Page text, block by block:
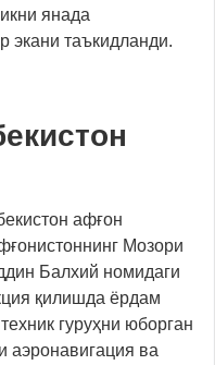
янада
таъкидланди.
афғон
Мозори
Балхий номидаги
қилишда ёрдам
гуруҳни юборган
аэронавигация ва